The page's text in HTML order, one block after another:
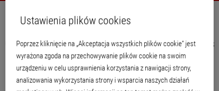
Chusteczki do czyszczenia rąk Scrubs
Chusteczki nasączone specjalnym roztworem czyszczącym do skutecznego i
dokładnego czyszczenia bez wody, również w przypadku silnych zabrudzeń,
np. z farb, klejów, olejów, poliuretanu (PU) itp. Dzięki dużej sile czyszczenia po
Ustawienia plików cookies
Poprzez kliknięcie na „Akceptacja wszystkich plików cookie” jest
wyrażona zgoda na przechowywanie plików cookie na swoim
urządzeniu w celu usprawnienia korzystania z nawigacji strony,
analizowania wykorzystania strony i wsparcia naszych działań